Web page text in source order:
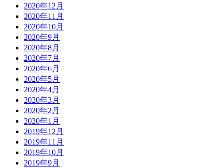
2020年12月
2020年11月
2020年10月
2020年9月
2020年8月
2020年7月
2020年6月
2020年5月
2020年4月
2020年3月
2020年2月
2020年1月
2019年12月
2019年11月
2019年10月
2019年9月